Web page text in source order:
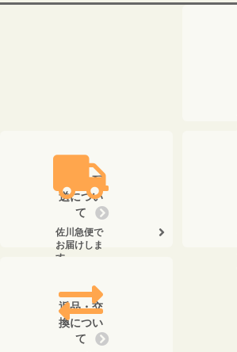
送料・配
送につい
て
佐川急便で
お届けしま
す。
返品・交
換につい
て